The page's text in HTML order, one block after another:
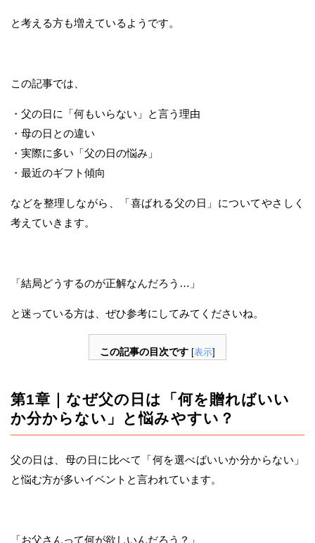
と考える方も増えているようです。
この記事では、
・父の日に「何もいらない」と言う理由
・母の日との違い
・実際に多い「父の日の悩み」
・最近のギフト傾向
などを整理しながら、「喜ばれる父の日」についてやさしく
考えていきます。
「結局どうするのが正解なんだろう…」
と迷っている方は、ぜひ参考にしてみてくださいね。
この記事の目次です [表示]
第1章｜なぜ父の日は「何を贈ればいい
か分からない」と悩みやすい？
父の日は、母の日に比べて「何を選べばいいか分からない」
と悩む方が多いイベントと言われています。
「お父さんって何が欲しいんだろう？」